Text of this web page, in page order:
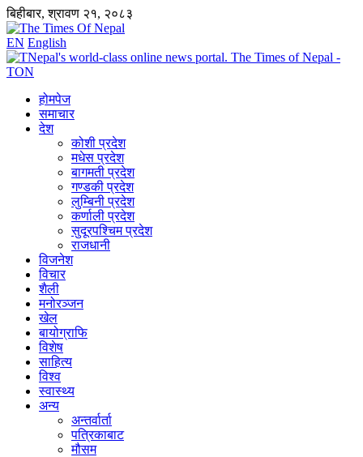
बिहीबार, श्रावण २१, २०८३
EN English
होमपेज
समाचार
देश
कोशी प्रदेश
मधेस प्रदेश
बागमती प्रदेश
गण्डकी प्रदेश
लुम्बिनी प्रदेश
कर्णाली प्रदेश
सुदूरपश्चिम प्रदेश
राजधानी
विजनेश
विचार
शैली
मनोरञ्जन
खेल
बायोग्राफि
विशेष
साहित्य
विश्व
स्वास्थ्य
अन्य
अन्तर्वार्ता
पत्रिकाबाट
मौसम